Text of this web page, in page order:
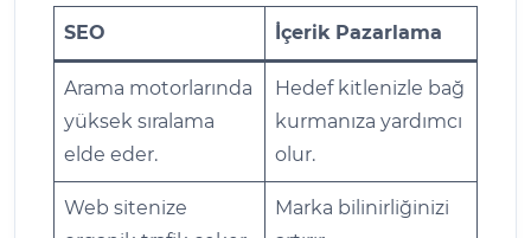
SEO İçerik Pazarlama
Arama motorlarında
yüksek sıralama
elde eder.
Hedef kitlenizle bağ
kurmanıza yardımcı
olur.
Web sitenize
Marka bilinirliğinizi